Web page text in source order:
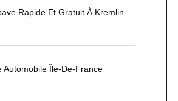
Rapide Et Gratuit À Kremlin-
Automobile Île-De-France